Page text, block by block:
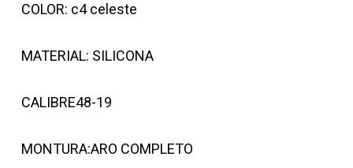
COLOR: c4 celeste
MATERIAL: SILICONA
CALIBRE48-19
MONTURA:ARO COMPLETO